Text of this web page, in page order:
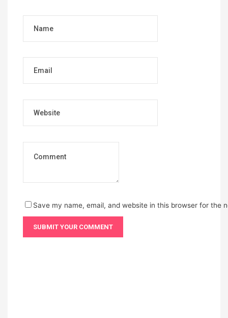
Save my name, email, and website in this browser for the